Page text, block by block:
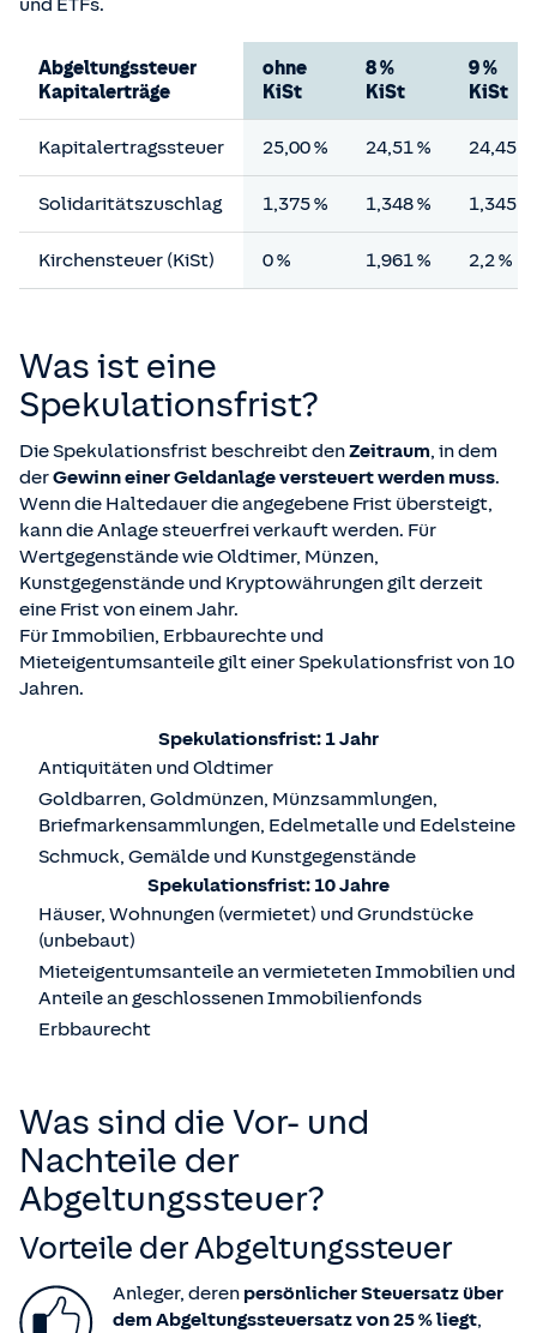
und ETFs.
Abgeltungssteuer
Kapitalerträge
ohne
KiSt
8 %
KiSt
9 %
KiSt
Kapitalertragssteuer 25,00 % 24,51 % 24,45 %
Solidaritätszuschlag 1,375 % 1,348 % 1,345 %
Kirchensteuer (KiSt) 0 % 1,961 % 2,2 %
Was ist eine
Spekulationsfrist?
Die Spekulationsfrist beschreibt denZeitraum, in dem
derGewinn einer Geldanlage versteuert werden muss.
Wenn die Haltedauer die angegebene Frist übersteigt,
kann die Anlage steuerfrei verkauft werden. Für
Wertgegenstände wie Oldtimer, Münzen,
Kunstgegenstände und Kryptowährungen gilt derzeit
eine Frist von einem Jahr.
Für Immobilien, Erbbaurechte und
Mieteigentumsanteile gilt einer Spekulationsfrist von 10
Jahren.
Spekulationsfrist: 1 Jahr
Antiquitäten und Oldtimer
Goldbarren, Goldmünzen, Münzsammlungen,
Briefmarkensammlungen, Edelmetalle und Edelsteine
Schmuck, Gemälde und Kunstgegenstände
Spekulationsfrist: 10 Jahre
Häuser, Wohnungen (vermietet) und Grundstücke
(unbebaut)
Mieteigentumsanteile an vermieteten Immobilien und
Anteile an geschlossenen Immobilienfonds
Erbbaurecht
Was sind die Vor- und
Nachteile der
Abgeltungssteuer?
Vorteile der Abgeltungssteuer
Anleger, deren persönlicher Steuersatz über
dem Abgeltungssteuersatz von 25 % liegt,